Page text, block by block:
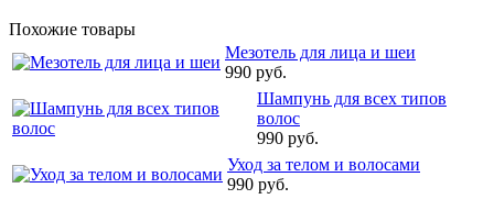
Похожие товары
Мезотель для лица и шеи
990 руб.
Шампунь для всех типов
волос
990 руб.
Уход за телом и волосами
990 руб.